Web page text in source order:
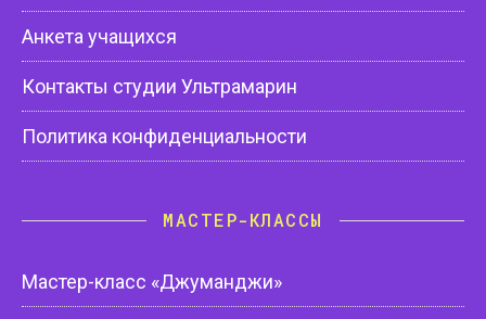
Анкета учащихся
Контакты студии Ультрамарин
Политика конфиденциальности
МАСТЕР-КЛАССЫ
Мастер-класс «Джуманджи»